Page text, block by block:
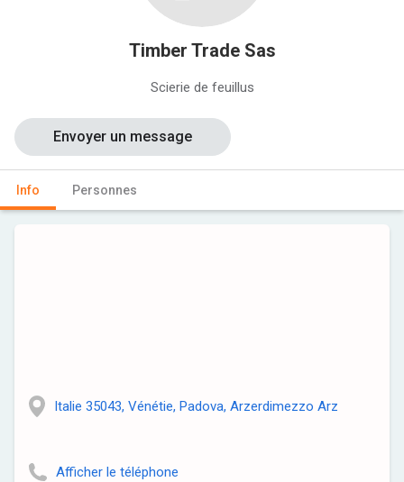
Timber Trade Sas
Scierie de feuillus
Info Personnes
Envoyer un message
Italie 35043, Vénétie, Padova, Arzerdimezzo Arz
Afficher le téléphone